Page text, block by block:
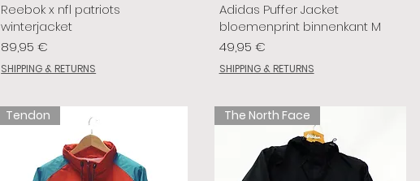
Reebok x nfl patriots
winterjacket
Prix
89,95 €
SHIPPING & RETURNS
Adidas Puffer Jacket
bloemenprint binnenkant M
Prix
49,95 €
SHIPPING & RETURNS
Tendon The North Face